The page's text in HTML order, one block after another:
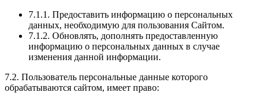
7.1.1. Предоставить информацию о персональных
данных, необходимую для пользования Сайтом.
7.1.2. Обновлять, дополнять предоставленную
информацию о персональных данных в случае
изменения данной информации.
7.2. Пользователь персональные данные которого
обрабатываются сайтом, имеет право: